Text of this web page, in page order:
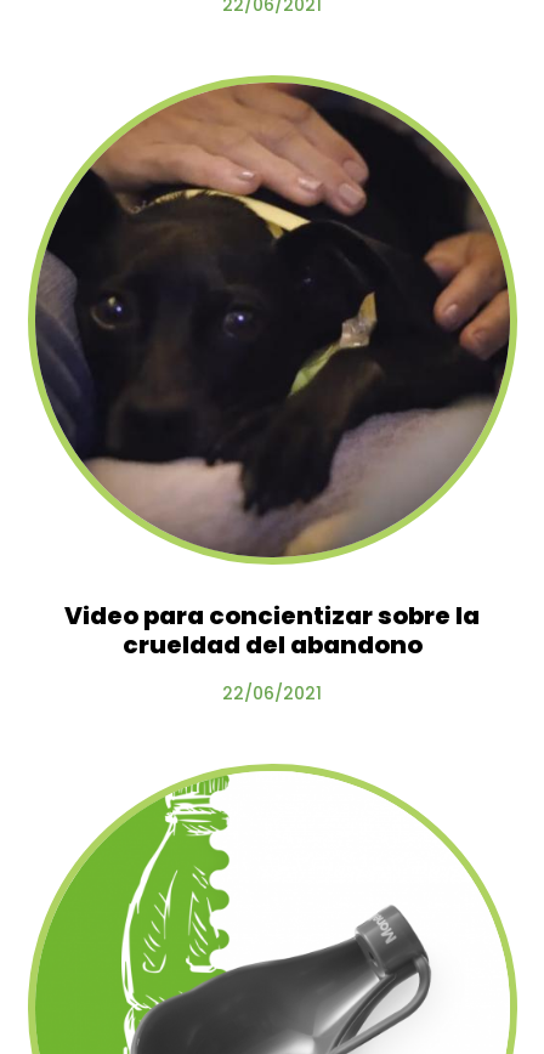
Video para concientizar sobre la
crueldad del abandono
22/06/2021